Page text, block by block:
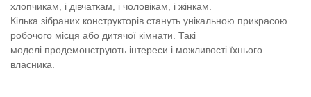
хлопчикам, і дівчаткам, і чоловікам, і жінкам.
Кілька зібраних конструкторів стануть унікальною прикрасою
робочого місця або дитячої кімнати. Такі
моделі продемонструють інтереси і можливості їхнього
власника.